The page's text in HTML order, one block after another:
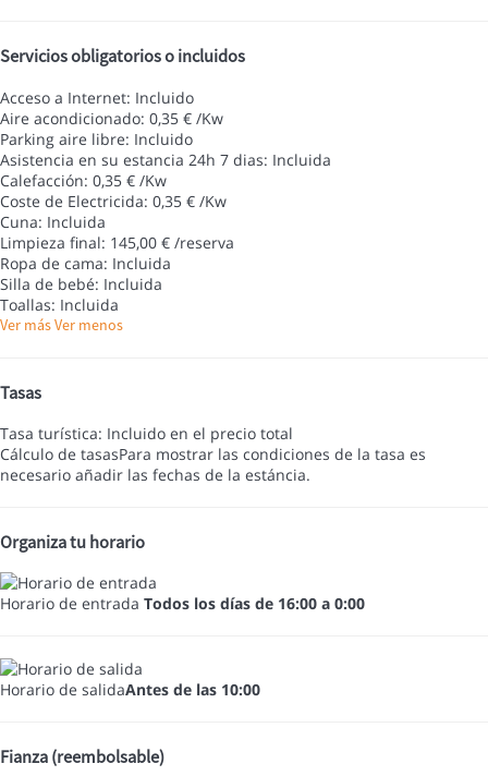
Servicios obligatorios o incluidos
Acceso a Internet: Incluido
Aire acondicionado: 0,35 € /Kw
Parking aire libre: Incluido
Asistencia en su estancia 24h 7 dias: Incluida
Calefacción: 0,35 € /Kw
Coste de Electricida: 0,35 € /Kw
Cuna: Incluida
Limpieza final: 145,00 € /reserva
Ropa de cama: Incluida
Silla de bebé: Incluida
Toallas: Incluida
Ver másVer menos
Tasas
Tasa turística: Incluido en el precio total
Cálculo de tasasPara mostrar las condiciones de la tasa es
necesario añadir las fechas de la estáncia.
Organiza tu horario
Horario de entrada Todos los días de 16:00 a 0:00
Horario de salidaAntes de las 10:00
Fianza (reembolsable)